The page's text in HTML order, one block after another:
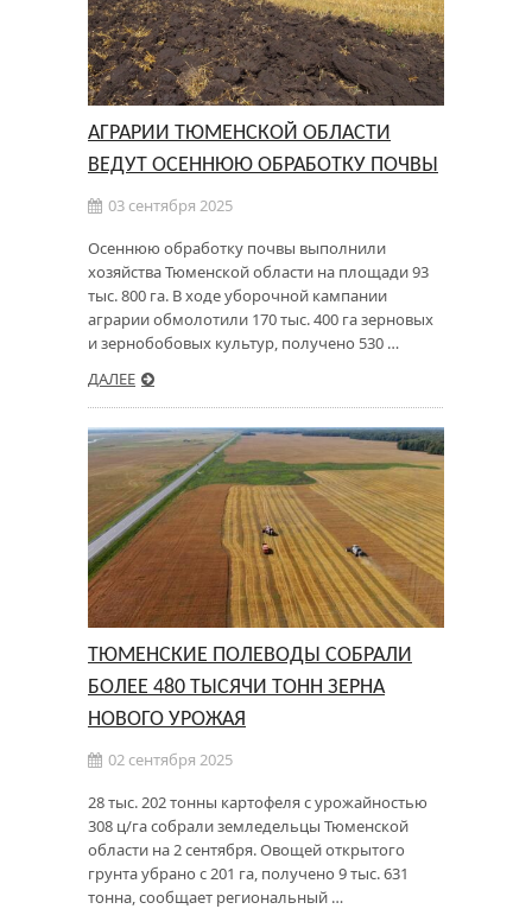
АГРАРИИ ТЮМЕНСКОЙ ОБЛАСТИ
ВЕДУТ ОСЕННЮЮ ОБРАБОТКУ ПОЧВЫ
03 сентября 2025
Осеннюю обработку почвы выполнили
хозяйства Тюменской области на площади 93
тыс. 800 га. В ходе уборочной кампании
аграрии обмолотили 170 тыс. 400 га зерновых
и зернобобовых культур, получено 530 …
ДАЛЕЕ
ТЮМЕНСКИЕ ПОЛЕВОДЫ СОБРАЛИ
БОЛЕЕ 480 ТЫСЯЧИ ТОНН ЗЕРНА
НОВОГО УРОЖАЯ
02 сентября 2025
28 тыс. 202 тонны картофеля с урожайностью
308 ц/га собрали земледельцы Тюменской
области на 2 сентября. Овощей открытого
грунта убрано с 201 га, получено 9 тыс. 631
тонна, сообщает региональный …